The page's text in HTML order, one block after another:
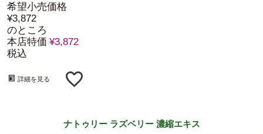
希望小売価格
¥3,872
のところ
本店特価 ¥3,872
税込
詳細を見る
ナトゥリー ラズベリー 濃縮エキス